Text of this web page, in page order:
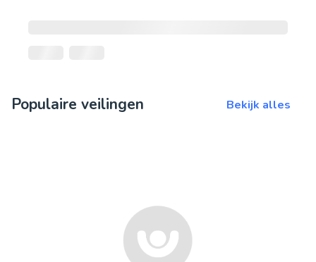
Populaire veilingen Bekijk alles